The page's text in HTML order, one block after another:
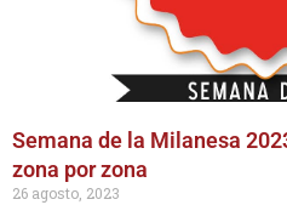
Semana de la Milanesa
zona por zona
26 agosto, 2023